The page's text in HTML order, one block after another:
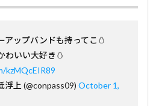
アップバンドも持ってこ🥚
わいい大好き🥚
kzMQcEIR89
浮上 (@conpass09) October 1,